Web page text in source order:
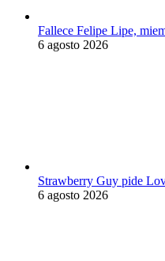
Fallece Felipe Lipe,
6 agosto 2026
Strawberry Guy pide
6 agosto 2026